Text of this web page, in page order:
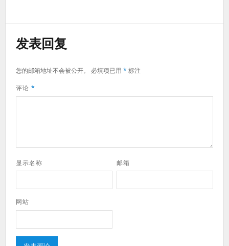
发表回复
您的邮箱地址不会被公开。 必填项已用 *标注
评论 *
显示名称 邮箱
网站